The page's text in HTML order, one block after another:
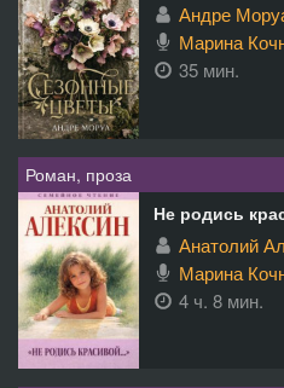
Андре
Марина
35 мин.
Роман, проза
Не родись
Анатолий
Марина
4 ч. 8 мин.